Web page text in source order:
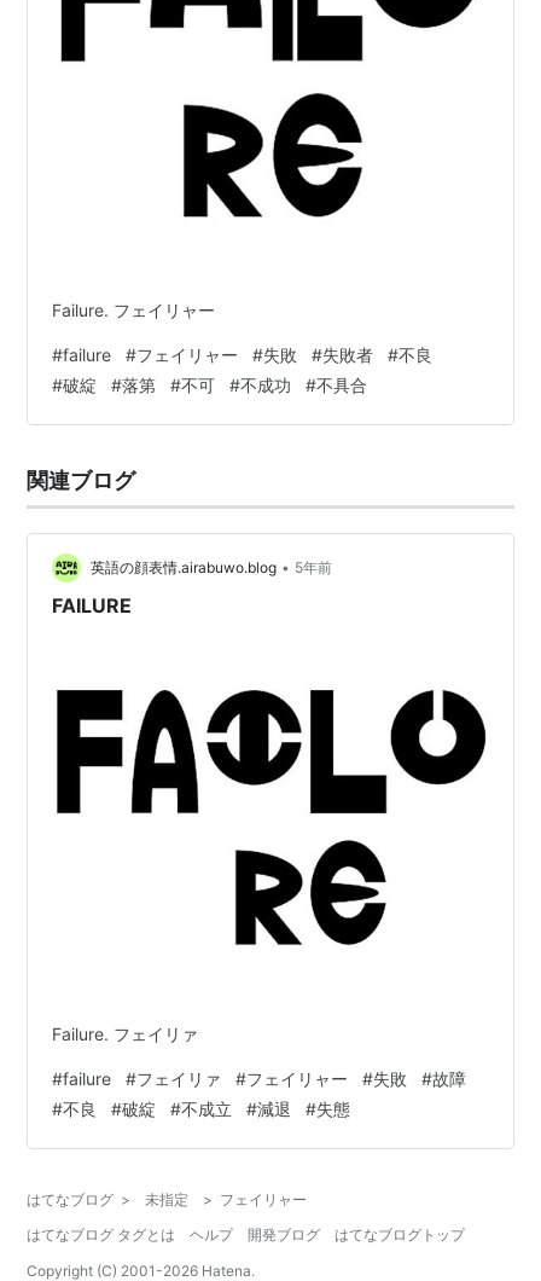
Failure. フェイリャー
#failure #フェイリャー #失敗 #失敗者 #不良
#破綻 #落第 #不可 #不成功 #不具合
関連ブログ
英語の顔表情.airabuwo.blog • 5年前
FAILURE
Failure. フェイリァ
#failure #フェイリァ #フェイリャー #失敗 #故障
#不良 #破綻 #不成立 #減退 #失態
はてなブログ > 未指定 > フェイリャー
はてなブログ タグとは
ヘルプ 開発ブログ
はてなブログトップ
Copyright (C) 2001-2026 Hatena.